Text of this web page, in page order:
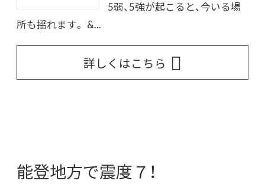
5弱、5強が起こると、今いる場
所も揺れます。 &...
詳しくはこちら
能登地方で震度７！